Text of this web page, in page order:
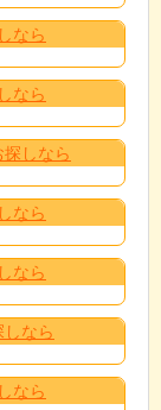
なら
なら
しなら
なら
なら
なら
なら